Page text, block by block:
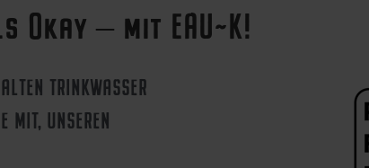
– mit EAU~K!
TRINKWASSER
MIT, UNSEREN